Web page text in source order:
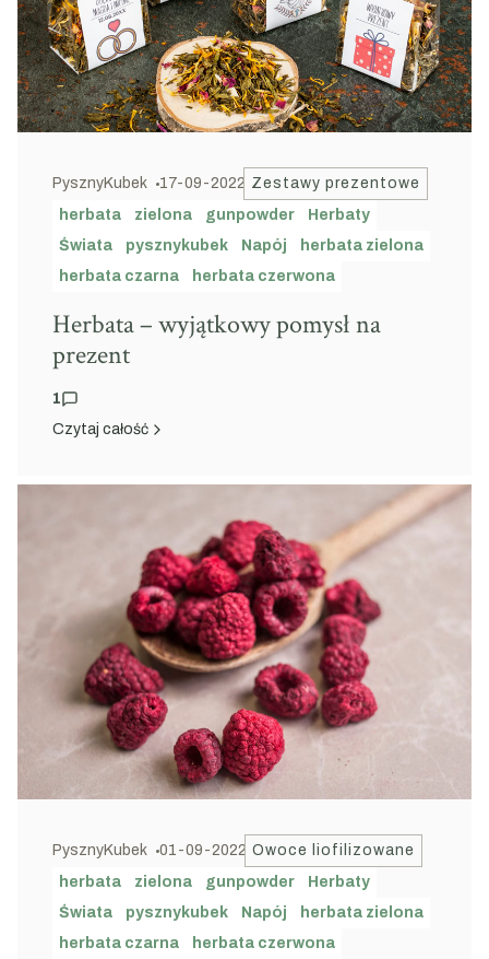
PysznyKubek 17-09-2022 Zestawy prezentowe
herbata
zielona gunpowder
Herbaty
Świata
pysznykubek Napój
herbata zielona
herbata czarna
herbata czerwona
Herbata – wyjątkowy pomysł na
prezent
1
Czytaj całość
PysznyKubek 01-09-2022 Owoce liofilizowane
herbata
zielona gunpowder
Herbaty
Świata
pysznykubek Napój
herbata zielona
herbata czarna
herbata czerwona